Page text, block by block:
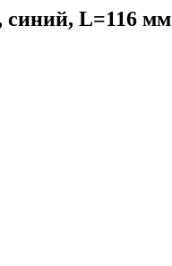
синий, L=116 мм